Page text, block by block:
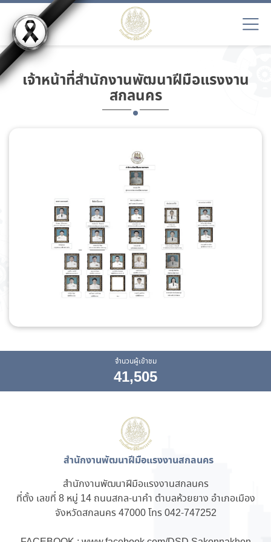
เจ้าหน้าที่สำนักงานพัฒนาฝีมือแรงงาน
สกลนคร
จำนวนผู้เข้าชม
41,505
สำนักงานพัฒนาฝีมือแรงงานสกลนคร
สำนักงานพัฒนาฝีมือแรงงานสกลนคร
ที่ตั้ง เลขที่ 8 หมู่ 14 ถนนสกล-นาคำ ตำบลห้วยยาง อำเภอเมือง
จังหวัดสกลนคร 47000 โทร 042-747252